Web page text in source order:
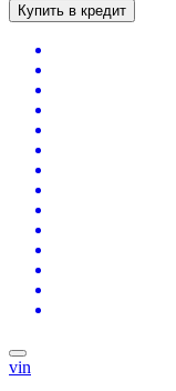
Купить в кредит
vin